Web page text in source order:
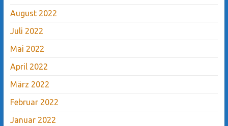
August 2022
Juli 2022
Mai 2022
April 2022
März 2022
Februar 2022
Januar 2022